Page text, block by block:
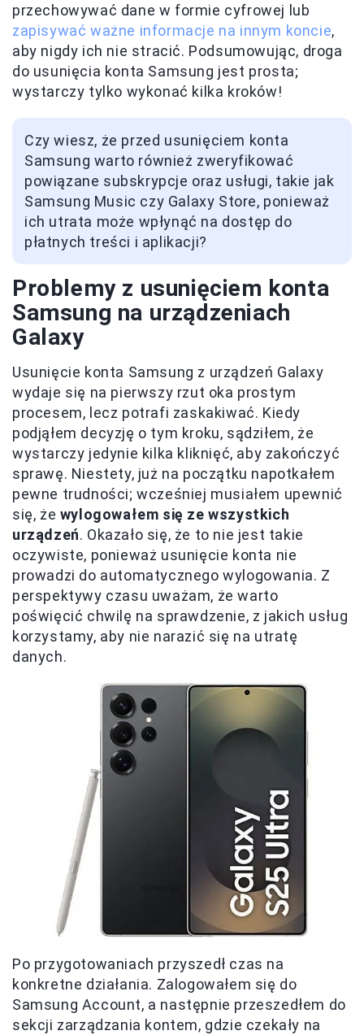
przechowywać dane w formie cyfrowej lub
zapisywać ważne informacje na innym koncie,
aby nigdy ich nie stracić. Podsumowując, droga
do usunięcia konta Samsung jest prosta;
wystarczy tylko wykonać kilka kroków!
Czy wiesz, że przed usunięciem konta
Samsung warto również zweryfikować
powiązane subskrypcje oraz usługi, takie jak
Samsung Music czy Galaxy Store, ponieważ
ich utrata może wpłynąć na dostęp do
płatnych treści i aplikacji?
Problemy z usunięciem konta
Samsung na urządzeniach
Galaxy
Usunięcie konta Samsung z urządzeń Galaxy
wydaje się na pierwszy rzut oka prostym
procesem, lecz potrafi zaskakiwać. Kiedy
podjąłem decyzję o tym kroku, sądziłem, że
wystarczy jedynie kilka kliknięć, aby zakończyć
sprawę. Niestety, już na początku napotkałem
pewne trudności; wcześniej musiałem upewnić
się, że wylogowałem się ze wszystkich
urządzeń. Okazało się, że to nie jest takie
oczywiste, ponieważ usunięcie konta nie
prowadzi do automatycznego wylogowania. Z
perspektywy czasu uważam, że warto
poświęcić chwilę na sprawdzenie, z jakich usług
korzystamy, aby nie narazić się na utratę
danych.
Po przygotowaniach przyszedł czas na
konkretne działania. Zalogowałem się do
Samsung Account, a następnie przeszedłem do
sekcji zarządzania kontem, gdzie czekały na